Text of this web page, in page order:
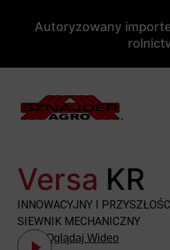
Autoryzowany
Versa KR
INNOWACYJNY I
SIEWNIK MECHANICZNY
Oglądaj Wideo